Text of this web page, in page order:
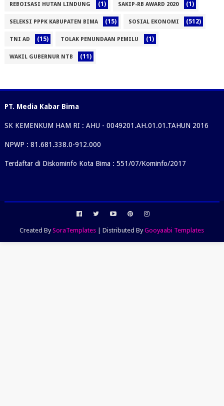
REBOISASI HUTAN LINDUNG (1) SAKIP-RB AWARD 2020 (1)
SELEKSI PPPK KABUPATEN BIMA (15) SOSIAL EKONOMI (512)
TNI AD (15) TOLAK PENUNDAAN PEMILU (1)
WAKIL GUBERNUR NTB (11)
PT. Media Kabar Bima
SK KEMENKUM HAM RI : AHU - 0049201.AH.01.01.TAHUN 2016
NPWP : 81.681.338.0-912.000
Terdaftar di Diskominfo Kota Bima : 551/07/Kominfo/2017
Created BySoraTemplates | Distributed ByGooyaabi Templates